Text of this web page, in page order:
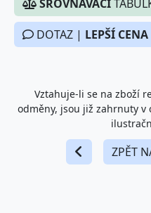
SROVNÁVACÍ
DOTAZ | LEPŠÍ CENA
Vztahuje-li se na zboží
odměny, jsou již zahrnuty v
ZPĚT